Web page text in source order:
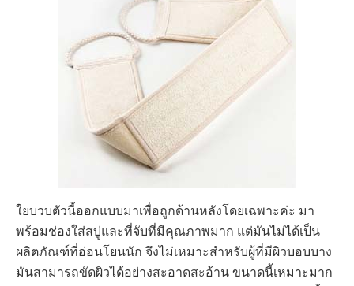
ใยบวบตัวนี้ออกแบบมาเพื่อถูกด้านหลังโดยเฉพาะค่ะ มา
พร้อมช่องใส่สบู่และที่จับที่มีคุณภาพมาก แต่มันไม่ได้เป็น
ผลิตภัณฑ์ที่อ่อนโยนนัก จึงไม่เหมาะสำหรับผู้ที่มีผิวบอบบาง
มันสามารถขัดผิวได้อย่างสะอาดสะอ้าน ขนาดนี้เหมาะมาก